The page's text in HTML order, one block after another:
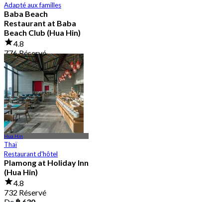
Adapté aux familles
Baba Beach
Restaurant at Baba
Beach Club (Hua Hin)
4.8
776 Réservé
De฿ 796.66
Hua Hin
Thaï
Restaurant d'hôtel
Plamong at Holiday Inn
(Hua Hin)
4.8
732 Réservé